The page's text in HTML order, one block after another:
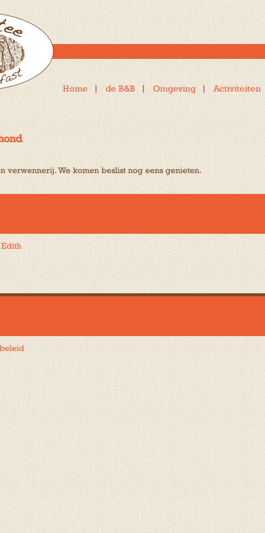
Home de B&B Omgeving Activiteiten
verwennerij. We komen beslist nog eens genieten.
Edith